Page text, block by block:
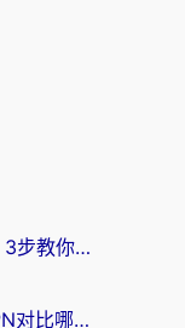
从墨西哥回国内的VPN怎么选？3步教你无缝刷剧、玩国服游戏
ChickCN VPN和番茄加速器VPN对比哪个回国效果更好？海外党亲测后的真实答案